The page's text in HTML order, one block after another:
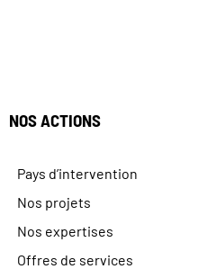
NOS ACTIONS
Pays d’intervention
Nos projets
Nos expertises
Offres de services